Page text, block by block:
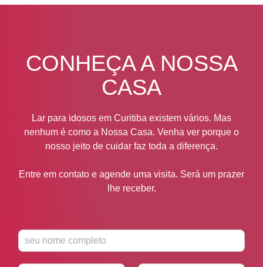
CONHEÇA A NOSSA
CASA
Lar para idosos em Curitiba existem vários. Mas
nenhum é como a Nossa Casa. Venha ver porque o
nosso jeito de cuidar faz toda a diferença.
Entre em contato e agende uma visita. Será um prazer
lhe receber.
N